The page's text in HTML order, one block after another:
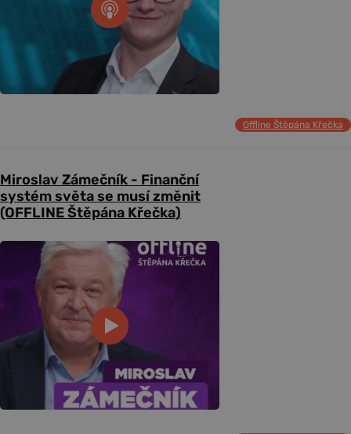
Offline Štěpána Křečka
Miroslav Zámečník - Finanční
systém světa se musí změnit
(OFFLINE Štěpána Křečka)